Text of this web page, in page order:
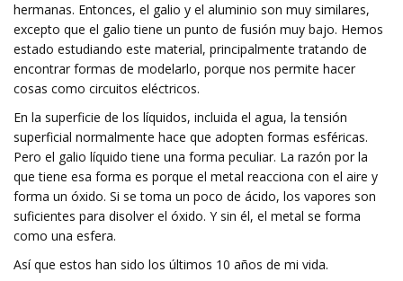
hermanas. Entonces, el galio y el aluminio son muy similares,
excepto que el galio tiene un punto de fusión muy bajo. Hemos
estado estudiando este material, principalmente tratando de
encontrar formas de modelarlo, porque nos permite hacer
cosas como circuitos eléctricos.
En la superficie de los líquidos, incluida el agua, la tensión
superficial normalmente hace que adopten formas esféricas.
Pero el galio líquido tiene una forma peculiar. La razón por la
que tiene esa forma es porque el metal reacciona con el aire y
forma un óxido. Si se toma un poco de ácido, los vapores son
suficientes para disolver el óxido. Y sin él, el metal se forma
como una esfera.
Así que estos han sido los últimos 10 años de mi vida.